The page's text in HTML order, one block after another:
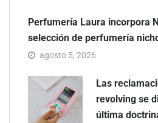
Perfumería Laura incorpora
selección de perfumería
agosto 5, 2026
Las
revolving se
última